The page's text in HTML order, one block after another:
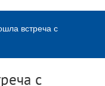
встреча с
с